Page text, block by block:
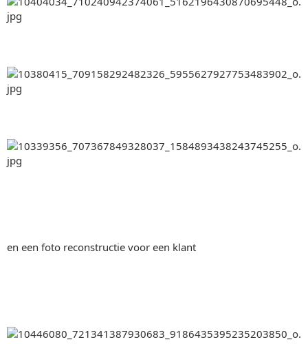
en een foto reconstructie voor een klant